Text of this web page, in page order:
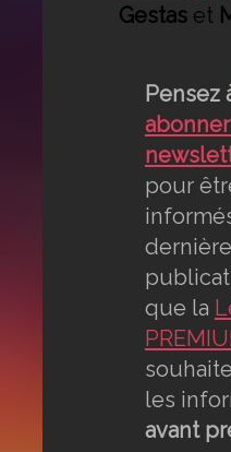
Gestaset
Pensez
pour
que la
les
avant